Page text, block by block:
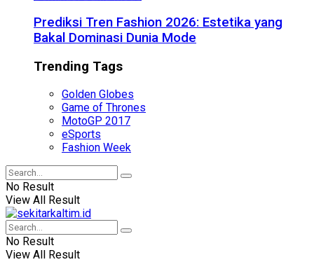
Prediksi Tren Fashion 2026: Estetika yang
Bakal Dominasi Dunia Mode
Trending Tags
Golden Globes
Game of Thrones
MotoGP 2017
eSports
Fashion Week
No Result
View All Result
No Result
View All Result